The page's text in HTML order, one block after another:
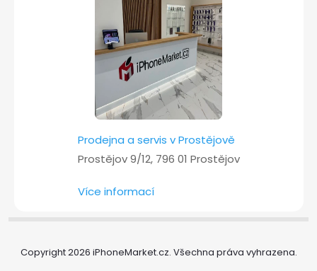
Prodejna a servis v Prostějově
Prostějov 9/12, 796 01 Prostějov
Více informací
Copyright 2026 iPhoneMarket.cz. Všechna práva vyhrazena.